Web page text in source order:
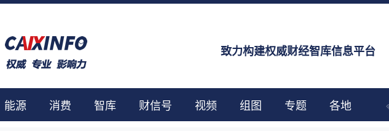
致力构建权威财经智库信息平台
能源 消费 智库 财信号 视频 组图 专题 各地